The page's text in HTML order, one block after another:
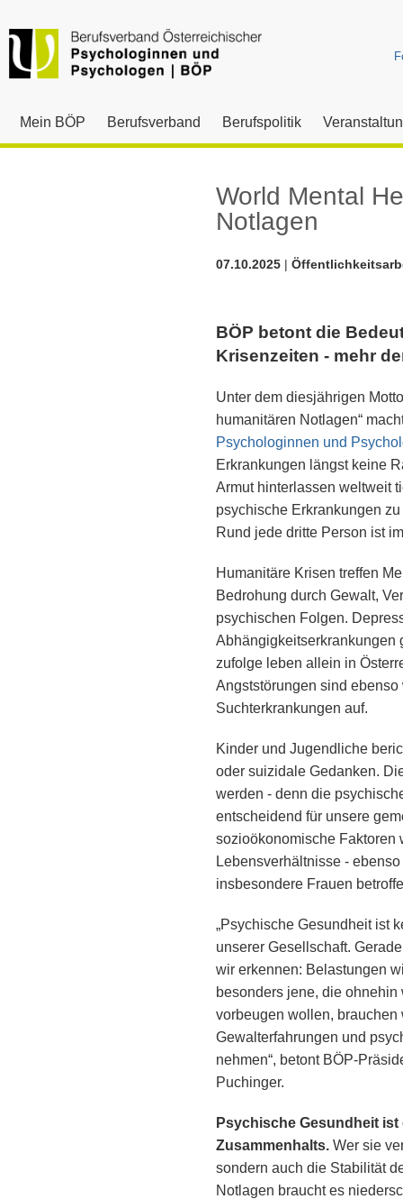
Mein BÖP Berufsverband Berufspolitik
World Mental
Notlagen
07.10.2025 |
BÖP betont die
Krisenzeiten - mehr
Unter dem diesjährigen
humanitären Notlagen“
Psychologinnen und
Erkrankungen längst keine
Armut hinterlassen weltweit
psychische Erkrankungen
Rund jede dritte Person ist
Humanitäre Krisen treffen
Bedrohung durch Gewalt,
psychischen Folgen.
Abhängigkeitserkrankungen
zufolge leben allein in
Angststörungen sind
Suchterkrankungen auf.
Kinder und Jugendliche
oder suizidale Gedanken.
werden - denn die
entscheidend für unsere
sozioökonomische Faktoren
Lebensverhältnisse -
insbesondere Frauen
„Psychische Gesundheit ist
unserer Gesellschaft.
wir erkennen: Belastungen
besonders jene, die
vorbeugen wollen,
Gewalterfahrungen und
nehmen“, betont BÖP-
Puchinger.
Psychische Gesundheit
Zusammenhalts. Wer sie
sondern auch die Stabilität
Notlagen braucht es